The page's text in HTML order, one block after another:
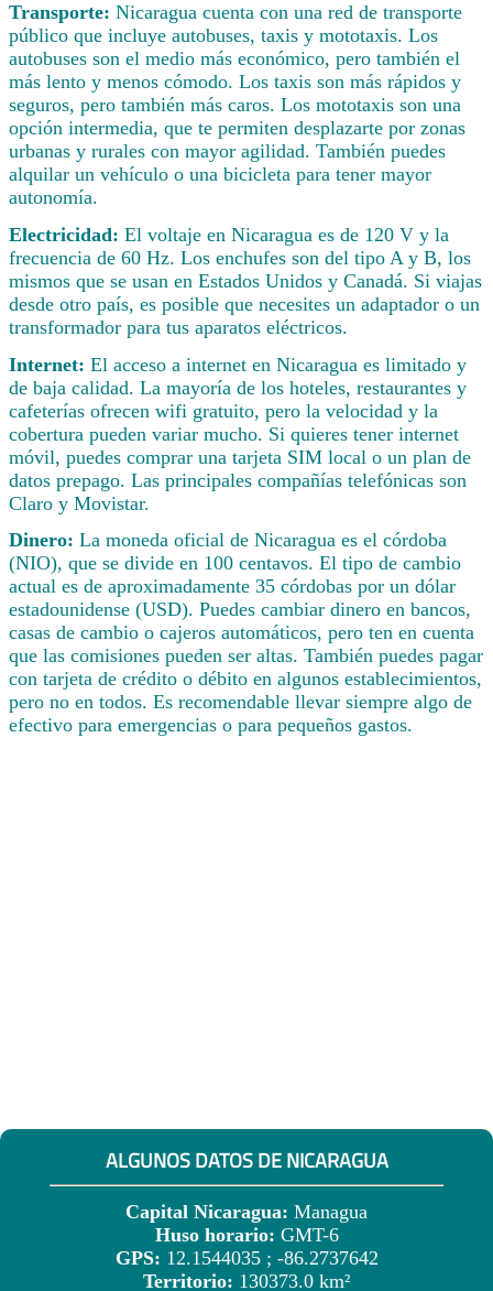
Transporte: Nicaragua cuenta con una red de transporte
público que incluye autobuses, taxis y mototaxis. Los
autobuses son el medio más económico, pero también el
más lento y menos cómodo. Los taxis son más rápidos y
seguros, pero también más caros. Los mototaxis son una
opción intermedia, que te permiten desplazarte por zonas
urbanas y rurales con mayor agilidad. También puedes
alquilar un vehículo o una bicicleta para tener mayor
autonomía.
Electricidad: El voltaje en Nicaragua es de 120 V y la
frecuencia de 60 Hz. Los enchufes son del tipo A y B, los
mismos que se usan en Estados Unidos y Canadá. Si viajas
desde otro país, es posible que necesites un adaptador o un
transformador para tus aparatos eléctricos.
Internet: El acceso a internet en Nicaragua es limitado y
de baja calidad. La mayoría de los hoteles, restaurantes y
cafeterías ofrecen wifi gratuito, pero la velocidad y la
cobertura pueden variar mucho. Si quieres tener internet
móvil, puedes comprar una tarjeta SIM local o un plan de
datos prepago. Las principales compañías telefónicas son
Claro y Movistar.
Dinero: La moneda oficial de Nicaragua es el córdoba
(NIO), que se divide en 100 centavos. El tipo de cambio
actual es de aproximadamente 35 córdobas por un dólar
estadounidense (USD). Puedes cambiar dinero en bancos,
casas de cambio o cajeros automáticos, pero ten en cuenta
que las comisiones pueden ser altas. También puedes pagar
con tarjeta de crédito o débito en algunos establecimientos,
pero no en todos. Es recomendable llevar siempre algo de
efectivo para emergencias o para pequeños gastos.
ALGUNOS DATOS DE NICARAGUA
Capital Nicaragua: Managua
Huso horario: GMT-6
GPS: 12.1544035 ; -86.2737642
Territorio: 130373.0 km²